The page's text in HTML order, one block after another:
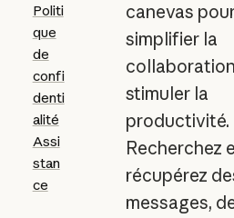
Politi
que
de
confi
denti
alité
Assi
stan
ce
canevas
simplifier la
stimuler la
productivité.
Recherchez
récupérez
messages,